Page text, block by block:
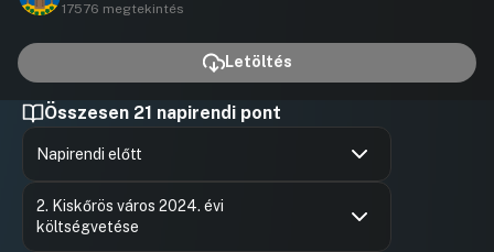
17576 megtekintés
Letöltés
Összesen 21 napirendi pont
Napirendi előtt
2. Kiskőrös város 2024. évi
költségvetése